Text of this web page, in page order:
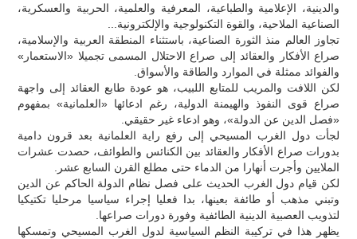
والدينية، الإعلامية والطباعية، المعرفية والعلمية، الحربية والعسكرية،
الصناعية الملاحية، والقوة التكنولوجية والإلكترونية...
تجاوز العالم منذ الثورة الصناعية، باستثناء المنطقة العربية والإسلامية،
صراع الأفكار والعقائد إلى صراع الاحتلال المسمى تجميلا «الاستعمار»
والفوائد ممثلة في الموارد والطاقة والأسواق.
لكن اللافت والمريب للمتابع اللبيب، هو عودة طابع العقائد إلى واجهة
صراع قوى النفوذ والهيمنة الدولية، رغم ادعائها «العلمانية» بمفهوم
«فصل الدين عن الدولة»، وهو ادعاء غير حقيقي.
لجأت دول الغرب المسيحي إلى رفع راية العلمانية بعد قرون دامية
بدورات صراع الأفكار والعقائد بين الكنائس والطوائف، حصدت عشرات
الملايين وأجرت أنهارا من الدماء حتى مطلع القرن السابع عشر.
لكن قيام دول الغرب الحديث على فصل نظام الدولة الحاكم عن الدين
وتبني مذهب أو طائفة بعينها، بدا فعليا إجراء سياسيا مرحليا تكتيكيا
لتذويب العصبية الدينية الطائفية وفورة دورات صراعها.
يظهر هذا في تركيبة النظم السياسية لدول الغرب المسيحي وتمسكها